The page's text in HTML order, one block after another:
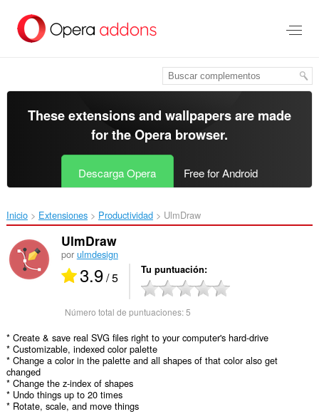
contenido
These extensions and wallpapers are made
for theOpera browser.
Descarga Opera Free for Android
Inicio Extensiones Productividad UlmDraw‎
UlmDraw
por ulmdesign
3.9/ 5 Tu puntuación
Número total de puntuaciones:5
* Create & save real SVG files right to your computer's hard-drive
* Customizable, indexed color palette
* Change a color in the palette and all shapes of that color also get
changed
* Change the z-index of shapes
* Undo things up to 20 times
* Rotate, scale, and move things